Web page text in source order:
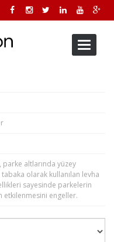
Toggle
parke altlarında yüzey
tabaka olarak kullanılan levha
sayesinde parkelerin
etkilenmesini engeller.